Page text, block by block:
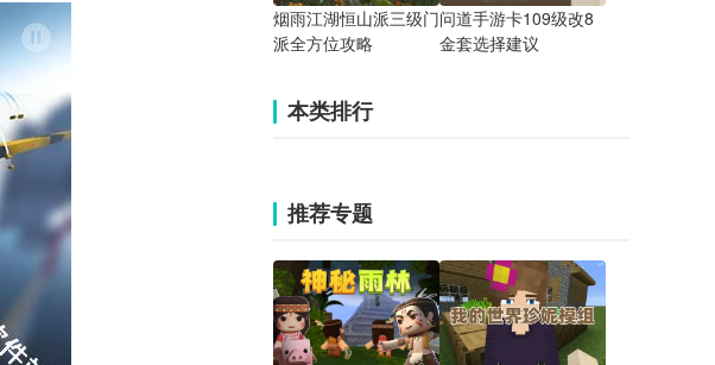
烟雨江湖恒山派三级门
派全方位攻略
问道手游卡109级改8
金套选择建议
本类排行
推荐专题